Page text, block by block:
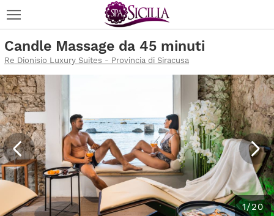
Candle Massage da 45 minuti
Re Dionisio Luxury Suites - Provincia di Siracusa
1/20